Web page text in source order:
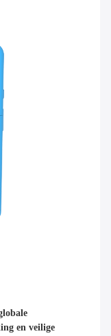
en veilige